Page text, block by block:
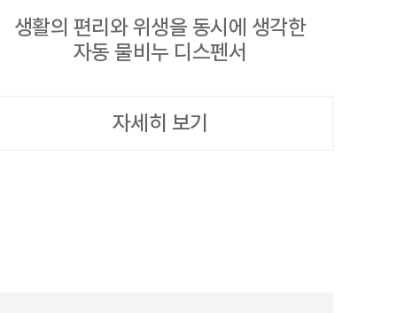
생활의 편리와 위생을 동시에 생각한
자동 물비누 디스펜서
자세히 보기